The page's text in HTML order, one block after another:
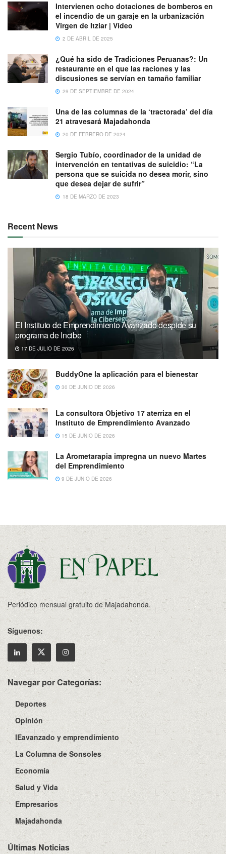
Intervienen ocho dotaciones de bomberos en
el incendio de un garaje en la urbanización
Virgen de Itziar | Vídeo
2 DE ABRIL DE 2025
¿Qué ha sido de Tradiciones Peruanas?: Un
restaurante en el que las raciones y las
discusiones se servían en tamaño familiar
29 DE SEPTIEMBRE DE 2024
Una de las columnas de la ‘tractorada’ del día
21 atravesará Majadahonda
20 DE FEBRERO DE 2024
Sergio Tubío, coordinador de la unidad de
intervención en tentativas de suicidio: “La
persona que se suicida no desea morir, sino
que desea dejar de sufrir”
18 DE MARZO DE 2023
Recent News
El Instituto de Emprendimiento Avanzado despide su
programa de Incibe
17 DE JULIO DE 2026
BuddyOne la aplicación para el bienestar
30 DE JUNIO DE 2026
La consultora Objetivo 17 aterriza en el
Instituto de Emprendimiento Avanzado
15 DE JUNIO DE 2026
La Arometarapia impregna un nuevo Martes
del Emprendimiento
9 DE JUNIO DE 2026
Periódico mensual gratuito de Majadahonda.
Síguenos:
Navegar por Categorías:
Deportes
Opinión
IEavanzado y emprendimiento
La Columna de Sonsoles
Economía
Salud y Vida
Empresarios
Majadahonda
Últimas Noticias